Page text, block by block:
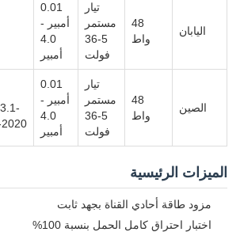
اليابان
48
واط
تيار
مستمر
5-36
فولت
0.01
أمبير -
4.0
أمبير
الصين
48
واط
تيار
مستمر
5-36
فولت
0.01
أمبير -
4.0
أمبير
الميزات الرئيسية
مزود طاقة أحادي القناة بجهد ثابت
اختبار احتراق كامل الحمل بنسبة 100%